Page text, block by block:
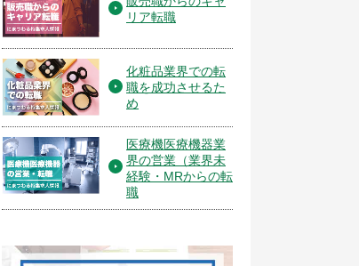
リア転職
化粧品業界での転
職を成功させるた
め
医療機医療機器業
界の営業（業界未
経験・MRからの転
職